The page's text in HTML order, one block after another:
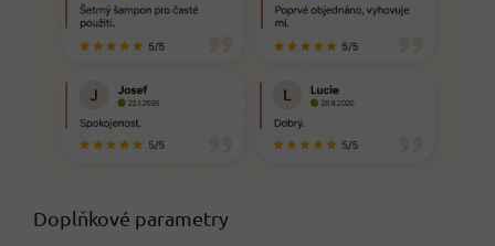
Doplňkové parametry